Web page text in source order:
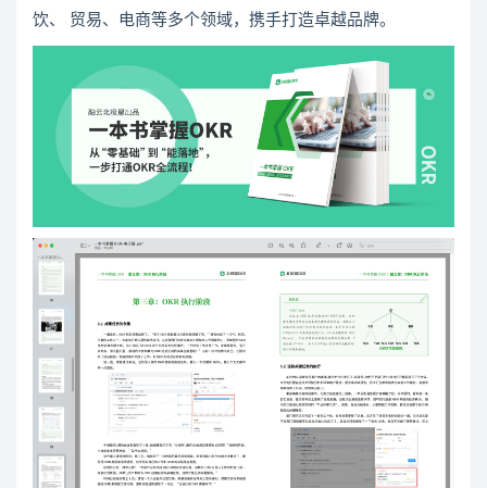
饮、 贸易、电商等多个领域，携手打造卓越品牌。